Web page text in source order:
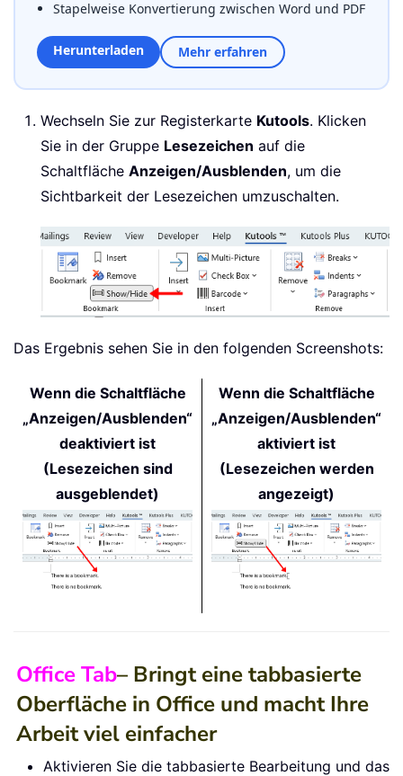
Stapelweise Konvertierung zwischen Word und PDF
Herunterladen Mehr erfahren
Wechseln Sie zur Registerkarte Kutools. Klicken
Sie in der Gruppe Lesezeichen auf die
Schaltfläche Anzeigen/Ausblenden, um die
Sichtbarkeit der Lesezeichen umzuschalten.
Das Ergebnis sehen Sie in den folgenden Screenshots:
Wenn die Schaltfläche
„Anzeigen/Ausblenden“
deaktiviert ist
(Lesezeichen sind
ausgeblendet)
Wenn die Schaltfläche
„Anzeigen/Ausblenden“
aktiviert ist
(Lesezeichen werden
angezeigt)
Office Tab– Bringt eine tabbasierte
Oberfläche in Office und macht Ihre
Arbeit viel einfacher
Aktivieren Sie die tabbasierte Bearbeitung und das